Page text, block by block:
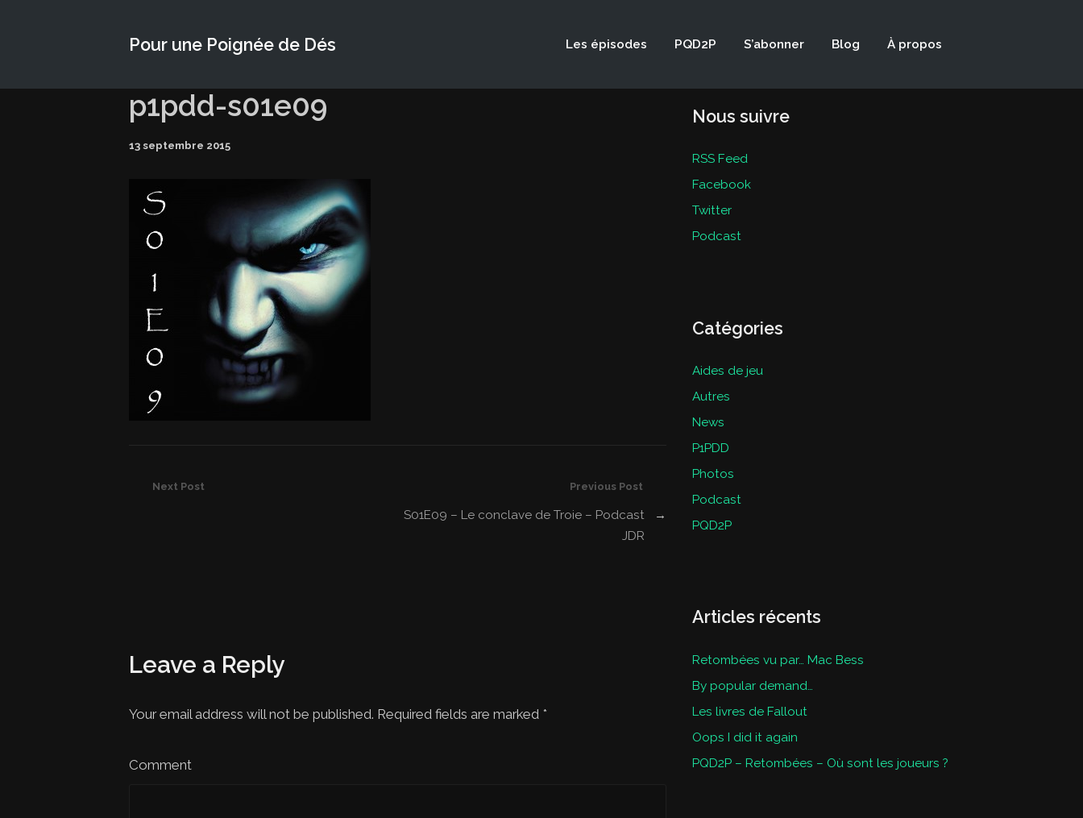
Pour une Poignée de Dés Les épisodes PQD2P S’abonner Blog À propos
p1pdd-s01e09
13 septembre 2015
Previous Post
S01E09 – Le conclave de Troie – Podcast
JDR
→
Next Post
Leave a Reply
Your email address will not be published. Required fields are marked *
Comment
Nous suivre
RSS Feed
Facebook
Twitter
Podcast
Catégories
Aides de jeu
Autres
News
P1PDD
Photos
Podcast
PQD2P
Articles récents
Retombées vu par… Mac Bess
By popular demand…
Les livres de Fallout
Oops I did it again
PQD2P – Retombées – Où sont les joueurs ?